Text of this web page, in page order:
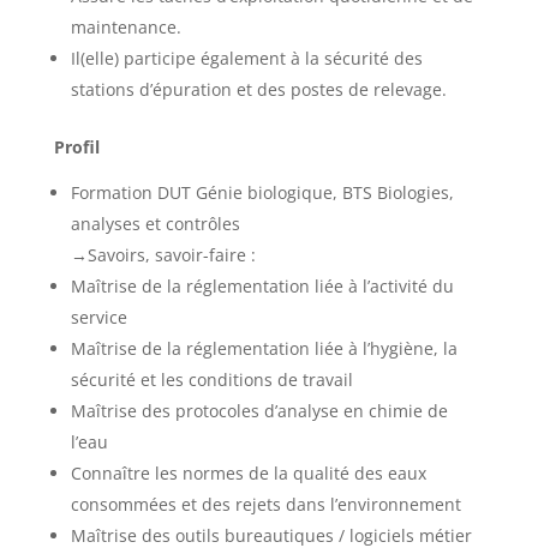
maintenance.
Il(elle) participe également à la sécurité des
stations d’épuration et des postes de relevage.
Profil
Formation DUT Génie biologique, BTS Biologies,
analyses et contrôles
→Savoirs, savoir-faire :
Maîtrise de la réglementation liée à l’activité du
service
Maîtrise de la réglementation liée à l’hygiène, la
sécurité et les conditions de travail
Maîtrise des protocoles d’analyse en chimie de
l’eau
Connaître les normes de la qualité des eaux
consommées et des rejets dans l’environnement
Maîtrise des outils bureautiques / logiciels métier